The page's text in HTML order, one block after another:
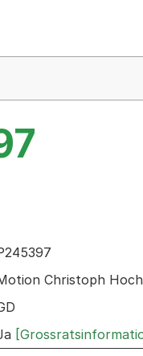
Geschäft
Christoph